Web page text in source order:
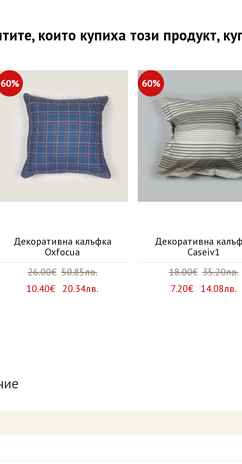
които купиха този продукт,
60%
Декоративна калъфка
Oxfocua
26.00€ 50.85лв.
10.40€ 20.34лв.
60%
Декоративна
Caseiv1
18.00€ 35.20лв.
7.20€ 14.08лв.